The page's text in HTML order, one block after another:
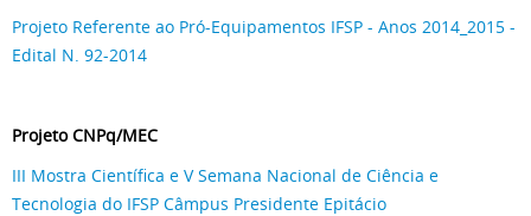
Projeto Referente ao Pró-Equipamentos IFSP - Anos 2014_2015 -
Edital N. 92-2014
Projeto CNPq/MEC
III Mostra Científica e V Semana Nacional de Ciência e
Tecnologia do IFSP Câmpus Presidente Epitácio